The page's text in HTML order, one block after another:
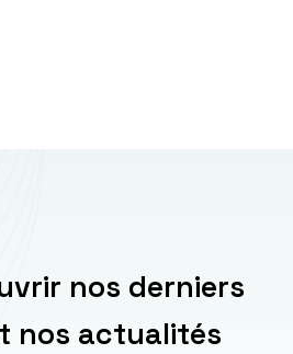
nos derniers
nos actualités